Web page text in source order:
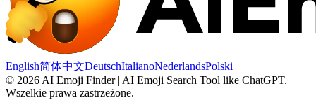
English简体中文DeutschItalianoNederlandsPolski
© 2026 AI Emoji Finder | AI Emoji Search Tool like ChatGPT.
Wszelkie prawa zastrzeżone.